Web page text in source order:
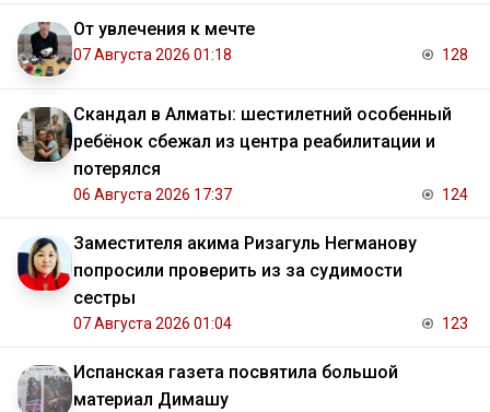
От увлечения к мечте
07 Августа 2026 01:18 128
Скандал в Алматы: шестилетний особенный
ребёнок сбежал из центра реабилитации и
потерялся
06 Августа 2026 17:37 124
Заместителя акима Ризагуль Негманову
попросили проверить из за судимости
сестры
07 Августа 2026 01:04 123
Испанская газета посвятила большой
материал Димашу